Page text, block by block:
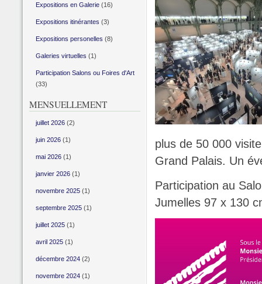
plus de 50 000
Grand Palais. Un
Participation au
Jumelles 97 x 130
Expositions en Galerie(16)
Expositions itinérantes (3)
Expositions personelles (8)
Galeries virtuelles (1)
Participation Salons ou Foires d'Art
(33)
MENSUELLEMENT
juillet 2026(2)
juin 2026(1)
mai 2026(1)
janvier 2026(1)
novembre 2025(1)
septembre 2025(1)
juillet 2025(1)
avril 2025(1)
décembre 2024(2)
novembre 2024(1)